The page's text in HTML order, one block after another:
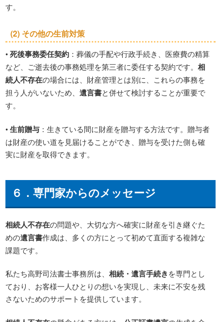
す。
(2) その他の生前対策
•死後事務委任契約 ：葬儀の手配や行政手続き、医療費の精算
など、ご逝去後の事務処理を第三者に委任する契約です。相
続人不存在の場合には、財産管理とは別に、これらの事務を
担う人がいないため、遺言書と併せて検討することが重要で
す。
•生前贈与 ：生きている間に財産を贈与する方法です。贈与者
は財産の使い道を見届けることができ、贈与を受けた側も確
実に財産を取得できます。
６．専門家からのメッセージ
相続人不存在の問題や、大切な方へ確実に財産を引き継ぐた
めの遺言書作成は、多くの方にとって初めて直面する複雑な
課題です。
私たち高野司法書士事務所は、相続・遺言手続きを専門とし
ており、お客様一人ひとりの想いを実現し、未来に不安を残
さないためのサポートを提供しています。